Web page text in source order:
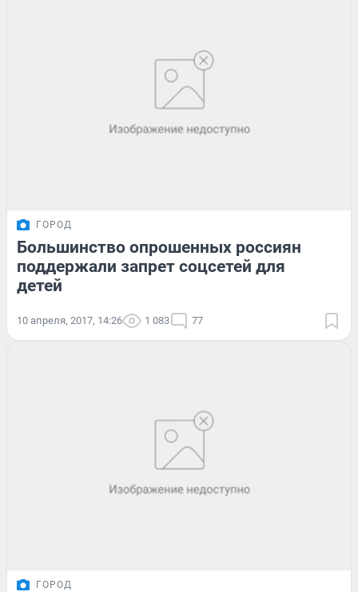
ГОРОД
Большинство опрошенных россиян
поддержали запрет соцсетей для
детей
10 апреля, 2017, 14:26 1 083 77
ГОРОД